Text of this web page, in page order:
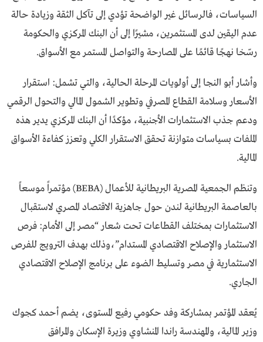
السياسات، فالرسائل غير الواضحة تؤدي إلى تآكل الثقة وزيادة حالة
عدم اليقين لدى المستثمرين، مشيرًا إلى أن البنك المركزي والحكومة
رسّخا نهجًا قائمًا على المصارحة والتواصل المستمر مع الأسواق.
وأشار أبو النجا إلى أولويات المرحلة الحالية، والتي تشمل: استقرار
الأسعار وسلامة القطاع المصرفي وتطوير الشمول المالي والتحول الرقمي
ودعم جذب الاستثمارات الأجنبية، مؤكدًا أن البنك المركزي يدير هذه
الملفات بسياسات متوازنة تحقق الاستقرار الكلي وتعزز كفاءة الأسواق
المالية.
وتنظم الجمعية المصرية البريطانية للأعمال (BEBA) مؤتمراً موسعاً
بالعاصمة البريطانية لندن حول جاهزية الاقتصاد المصري لاستقبال
الاستثمارات بمختلف القطاعات تحت شعار “مصر إلى الأمام: فرص
الاستثمار والإصلاح الاقتصادي المستدام”،وذلك بهدف الترويج للفرص
الاستثمارية في مصر وتسليط الضوء على برنامج الإصلاح الاقتصادي
الجاري.
يُعقد المؤتمر بمشاركة وفد حكومي رفيع المستوى، يضم أحمد كجوك
وزير المالية، والمهندسة راندا المنشاوي وزيرة الإسكان والمرافق